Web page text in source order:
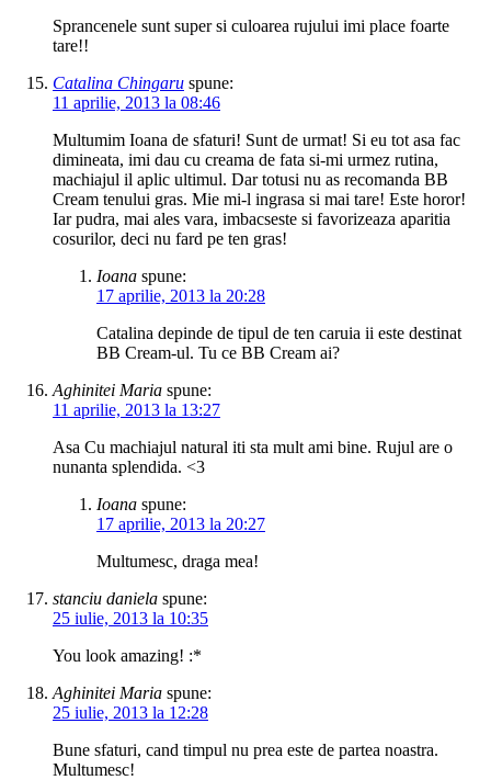
Sprancenele sunt super si culoarea rujului imi place foarte
tare!!
Catalina Chingaru spune:
11 aprilie, 2013 la 08:46
Multumim Ioana de sfaturi! Sunt de urmat! Si eu tot asa fac
dimineata, imi dau cu creama de fata si-mi urmez rutina,
machiajul il aplic ultimul. Dar totusi nu as recomanda BB
Cream tenului gras. Mie mi-l ingrasa si mai tare! Este horor!
Iar pudra, mai ales vara, imbacseste si favorizeaza aparitia
cosurilor, deci nu fard pe ten gras!
Ioana spune:
17 aprilie, 2013 la 20:28
Catalina depinde de tipul de ten caruia ii este destinat
BB Cream-ul. Tu ce BB Cream ai?
Aghinitei Maria spune:
11 aprilie, 2013 la 13:27
Asa Cu machiajul natural iti sta mult ami bine. Rujul are o
nunanta splendida. <3
Ioana spune:
17 aprilie, 2013 la 20:27
Multumesc, draga mea!
stanciu daniela spune:
25 iulie, 2013 la 10:35
You look amazing! :*
Aghinitei Maria spune:
25 iulie, 2013 la 12:28
Bune sfaturi, cand timpul nu prea este de partea noastra.
Multumesc!